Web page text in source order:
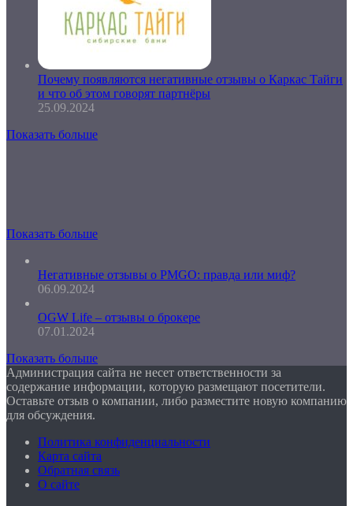
Почему появляются негативные отзывы о Каркас Тайги
и что об этом говорят партнёры
25.09.2024
Показать больше
Показать больше
Негативные отзывы о PMGO: правда или миф?
06.09.2024
OGW Life – отзывы о брокере
07.01.2024
Показать больше
Администрация сайта не несет ответственности за
содержание информации, которую размещают посетители.
Оставьте отзыв о компании, либо разместите новую компанию
для обсуждения.
Политика конфиденциальности
Карта сайта
Обратная связь
О сайте